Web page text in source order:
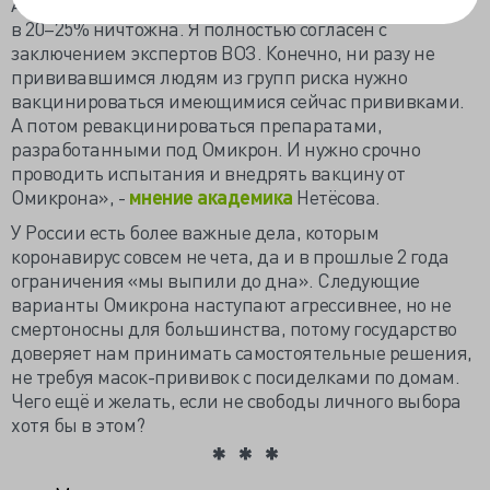
в 20–25% ничтожна. Я полностью согласен с
заключением экспертов ВОЗ. Конечно, ни разу не
прививавшимся людям из групп риска нужно
вакцинироваться имеющимися сейчас прививками.
А потом ревакцинироваться препаратами,
разработанными под Омикрон. И нужно срочно
проводить испытания и внедрять вакцину от
Омикрона», - мнение академика Нетёсова.
У России есть более важные дела, которым
коронавирус совсем не чета, да и в прошлые 2 года
ограничения «мы выпили до дна». Следующие
варианты Омикрона наступают агрессивнее, но не
смертоносны для большинства, потому государство
доверяет нам принимать самостоятельные решения,
не требуя масок-прививок с посиделками по домам.
Чего ещё и желать, если не свободы личного выбора
хотя бы в этом?